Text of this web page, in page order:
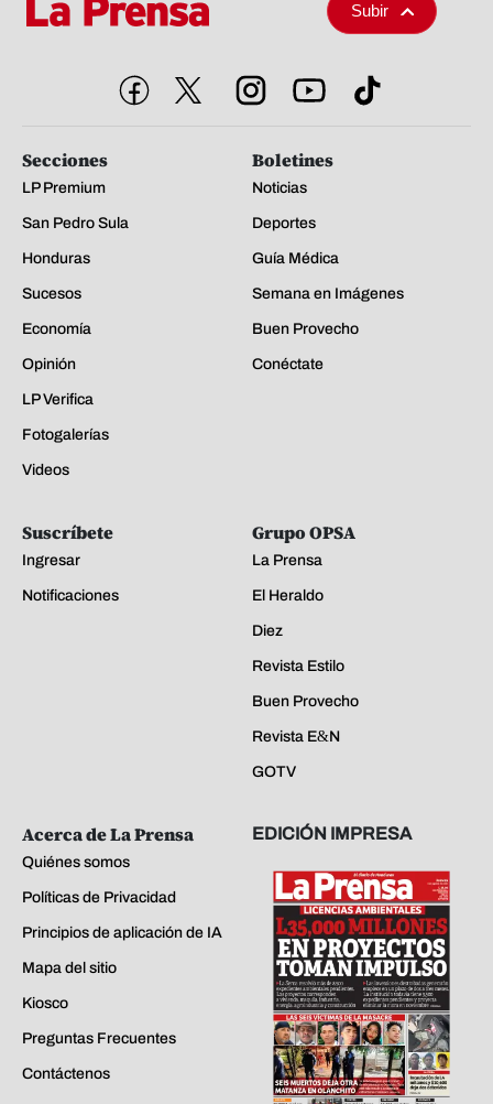
Subir
Secciones
LP Premium
San Pedro Sula
Honduras
Sucesos
Economía
Opinión
LP Verifica
Fotogalerías
Videos
Boletines
Noticias
Deportes
Guía Médica
Semana en Imágenes
Buen Provecho
Conéctate
Suscríbete
Ingresar
Notificaciones
Grupo OPSA
La Prensa
El Heraldo
Diez
Revista Estilo
Buen Provecho
Revista E&N
GOTV
Acerca de La Prensa
Quiénes somos
Políticas de Privacidad
Principios de aplicación de IA
Mapa del sitio
Kiosco
Preguntas Frecuentes
Contáctenos
EDICIÓN IMPRESA